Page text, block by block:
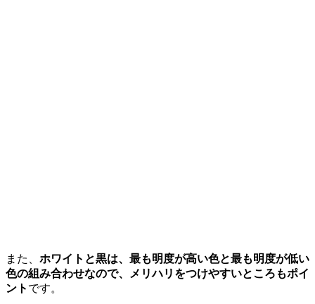
また、 ホワイトと黒は、最も明度が高い色と最も明度が低い
色の組み合わせなので、メリハリをつけやすいところもポイ
ント です。